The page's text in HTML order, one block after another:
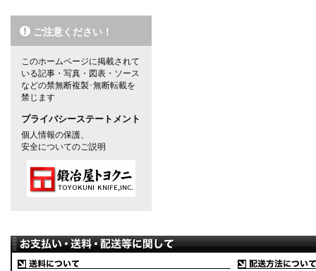
ご注意ください！
このホームページに掲載されて
いる記事・写真・図表・ソース
などの禁無断複製･無断転載を
禁じます
プライバシーステートメント
個人情報の保護、
安全についてのご説明